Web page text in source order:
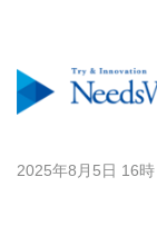
2025年8月5日 16時